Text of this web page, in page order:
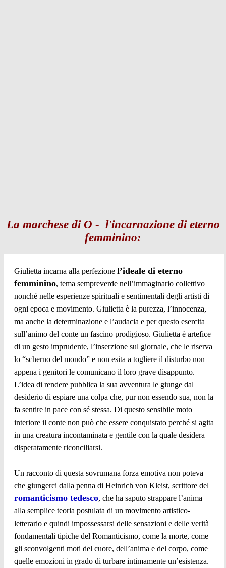
La marchese di O - l'incarnazione di eterno
femminino:
Giulietta incarna alla perfezione l’ideale di eterno
femminino, tema sempreverde nell’immaginario collettivo
nonché nelle esperienze spirituali e sentimentali degli artisti di
ogni epoca e movimento. Giulietta è la purezza, l’innocenza,
ma anche la determinazione e l’audacia e per questo esercita
sull’animo del conte un fascino prodigioso. Giulietta è artefice
di un gesto imprudente, l’inserzione sul giornale, che le riserva
lo “scherno del mondo” e non esita a togliere il disturbo non
appena i genitori le comunicano il loro grave disappunto.
L’idea di rendere pubblica la sua avventura le giunge dal
desiderio di espiare una colpa che, pur non essendo sua, non la
fa sentire in pace con sé stessa. Di questo sensibile moto
interiore il conte non può che essere conquistato perché si agita
in una creatura incontaminata e gentile con la quale desidera
disperatamente riconciliarsi.
Un racconto di questa sovrumana forza emotiva non poteva
che giungerci dalla penna di Heinrich von Kleist, scrittore del
romanticismo tedesco, che ha saputo strappare l’anima
alla semplice teoria postulata di un movimento artistico-
letterario e quindi impossessarsi delle sensazioni e delle verità
fondamentali tipiche del Romanticismo, come la morte, come
gli sconvolgenti moti del cuore, dell’anima e del corpo, come
quelle emozioni in grado di turbare intimamente un’esistenza.